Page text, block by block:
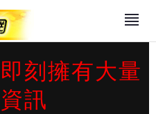
刻擁有大量
訊